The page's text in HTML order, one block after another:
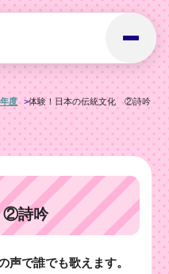
度 体験！日本の伝統文化 ②詩吟
②詩吟
声で誰でも歌えます。